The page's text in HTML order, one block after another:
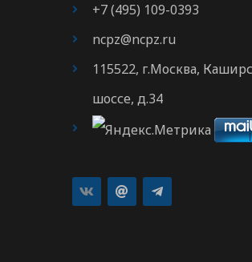
+7 (495) 109-0393
ncpz@ncpz.ru
115522, г.Москва,
шоссе, д.34